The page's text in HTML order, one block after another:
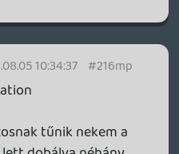
pokémon
hogy nincs
Még
hátha